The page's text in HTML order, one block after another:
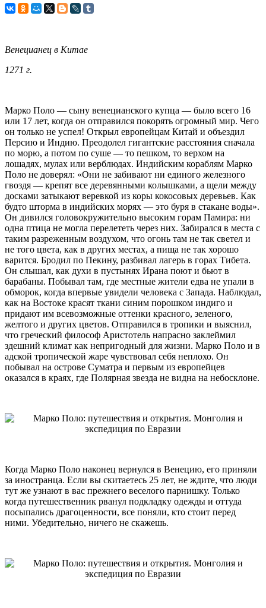
Венецианец в Китае
1271 г.
Марко Поло — сыну венецианского купца — было всего 16
или 17 лет, когда он отправился покорять огромный мир. Чего
он только не успел! Открыл европейцам Китай и объездил
Персию и Индию. Преодолел гигантские расстояния сначала
по морю, а потом по суше — то пешком, то верхом на
лошадях, мулах или верблюдах. Индийским кораблям Марко
Поло не доверял: «Они не забивают ни единого железного
гвоздя — крепят все деревянными колышками, а щели между
досками затыкают веревкой из коры кокосовых деревьев. Как
будто шторма в индийских морях — это буря в стакане воды».
Он дивился головокружительно высоким горам Памира: ни
одна птица не могла перелететь через них. Забирался в места с
таким разреженным воздухом, что огонь там не так светел и
не того цвета, как в других местах, а пища не так хорошо
варится. Бродил по Пекину, разбивал лагерь в горах Тибета.
Он слышал, как духи в пустынях Ирана поют и бьют в
барабаны. Побывал там, где местные жители едва не упали в
обморок, когда впервые увидели человека с Запада. Наблюдал,
как на Востоке красят ткани синим порошком индиго и
придают им всевозможные оттенки красного, зеленого,
желтого и других цветов. Отправился в тропики и выяснил,
что греческий философ Аристотель напрасно заклеймил
здешний климат как непригодный для жизни. Марко Поло и в
адской тропической жаре чувствовал себя неплохо. Он
побывал на острове Суматра и первым из европейцев
оказался в краях, где Полярная звезда не видна на небосклоне.
Когда Марко Поло наконец вернулся в Венецию, его приняли
за иностранца. Если вы скитаетесь 25 лет, не ждите, что люди
тут же узнают в вас прежнего веселого парнишку. Только
когда путешественник рванул подкладку одежды и оттуда
посыпались драгоценности, все поняли, кто стоит перед
ними. Убедительно, ничего не скажешь.